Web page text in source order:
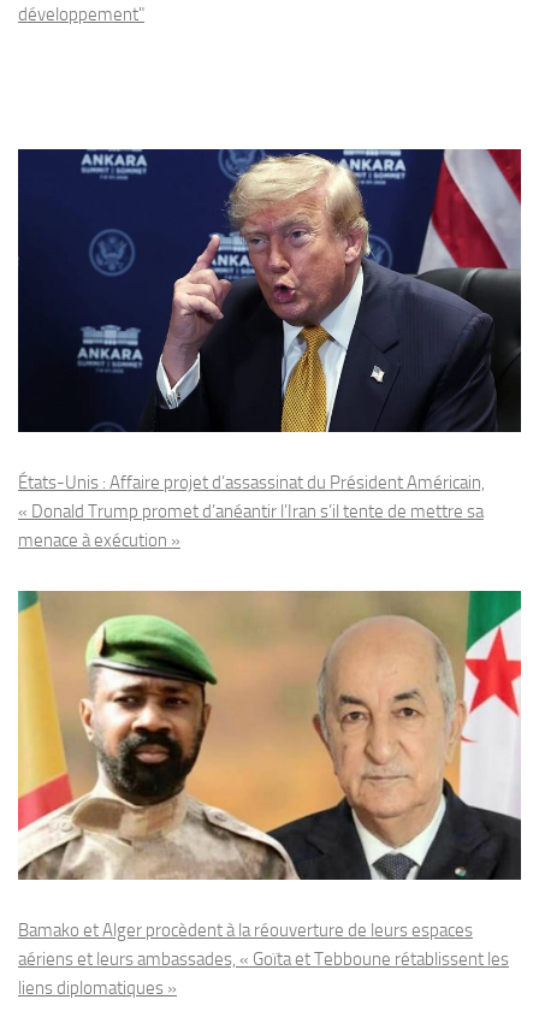
développement"
États-Unis : Affaire projet d’assassinat du Président Américain,
« Donald Trump promet d’anéantir l’Iran s’il tente de mettre sa
menace à exécution »
Bamako et Alger procèdent à la réouverture de leurs espaces
aériens et leurs ambassades, « Goïta et Tebboune rétablissent les
liens diplomatiques »